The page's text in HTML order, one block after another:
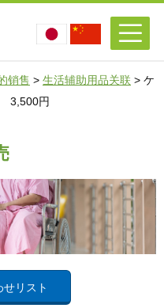
销售 > 生活辅助用品关联 > ケ
3,500円
せリスト